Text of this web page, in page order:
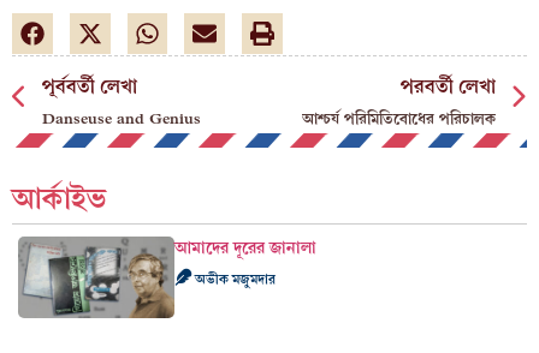
পূর্ববর্তী লেখা
Danseuse and Genius
পরবর্তী লেখা
আশ্চর্য পরিমিতিবোধের পরিচালক
আর্কাইভ
আমাদের দূরের জানালা
অভীক মজুমদার